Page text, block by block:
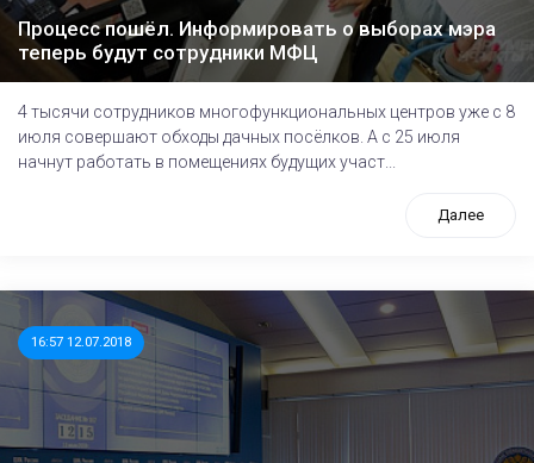
Процесс пошёл. Информировать о выборах мэра
теперь будут сотрудники МФЦ
4 тысячи сотрудников многофункциональных центров уже с 8
июля совершают обходы дачных посёлков. А с 25 июля
начнут работать в помещениях будущих участ...
Далее
16:57 12.07.2018